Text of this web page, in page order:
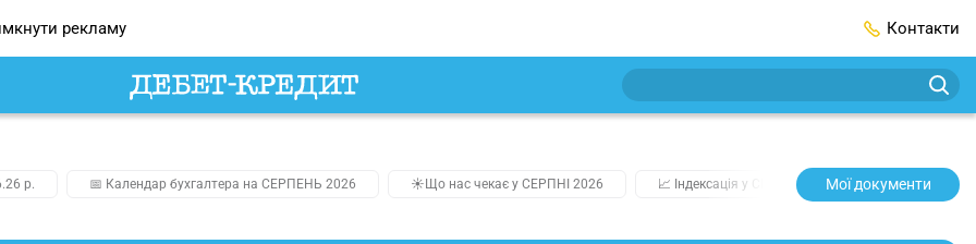
рекламу Контакти
р. 📅 Календар бухгалтера на СЕРПЕНЬ 2026 ☀️Що нас чекає у СЕРПНІ 2026 📈 Індексація у СЕРПНІ 2️⃣0️⃣2️⃣7️⃣ Усі
Мої документи